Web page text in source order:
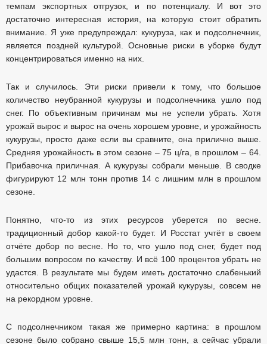
темпам экспортных отгрузок, и по потенциалу. И вот это
достаточно интересная история, на которую стоит обратить
внимание. Я уже предупреждал: кукуруза, как и подсолнечник,
является поздней культурой. Основные риски в уборке будут
концентрироваться именно на них.
Так и случилось. Эти риски привели к тому, что большое
количество неубранной кукурузы и подсолнечника ушло под
снег. По объективным причинам мы не успели убрать. Хотя
урожай вырос и вырос на очень хорошем уровне, и урожайность
кукурузы, просто даже если вы сравните, она прилично выше.
Средняя урожайность в этом сезоне – 75 ц/га, в прошлом – 64.
Прибавочка приличная. А кукурузы собрали меньше. В сводке
фигурируют 12 млн тонн против 14 с лишним млн в прошлом
сезоне.
Понятно, что-то из этих ресурсов уберется по весне.
традиционный добор какой-то будет. И Росстат учтёт в своем
отчёте добор по весне. Но то, что ушло под снег, будет под
большим вопросом по качеству. И всё 100 процентов убрать не
удастся. В результате мы будем иметь достаточно слабенький
относительно общих показателей урожай кукурузы, совсем не
на рекордном уровне.
С подсолнечником такая же примерно картина: в прошлом
сезоне было собрано свыше 15,5 млн тонн, а сейчас убрали